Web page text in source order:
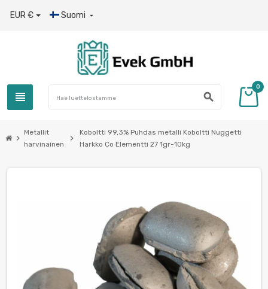
EUR € Suomi 
view_headline search
0
chevron_right
Metallit
harvinainen
chevron_right
Koboltti 99,3% Puhdas metalli Koboltti Nuggetti
Harkko Co Elementti 27 1gr-10kg